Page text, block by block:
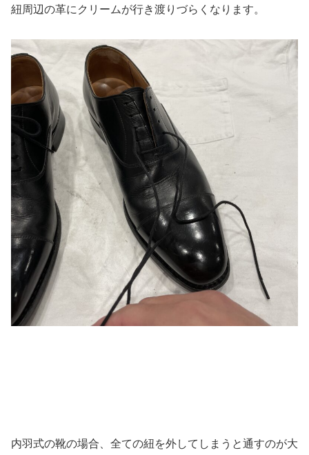
紐周辺の革にクリームが行き渡りづらくなります。
内羽式の靴の場合、全ての紐を外してしまうと通すのが大